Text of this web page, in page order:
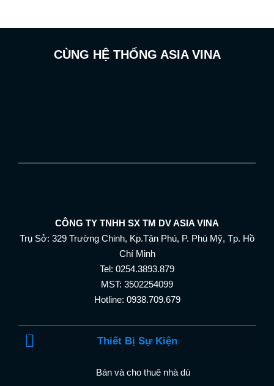
CÙNG HỆ THỐNG ASIA VINA
CÔNG TY TNHH SX TM DV ASIA VINA
Trụ Sở: 329 Trường Chinh, Kp.Tân Phú, P. Phú Mỹ, Tp. Hồ
Chí Minh
Tel: 0254.3893.879
MST: 3502254099
Hotline: 0938.709.679
Thiết Bị Sự Kiện
Bán và cho thuê nhà dù